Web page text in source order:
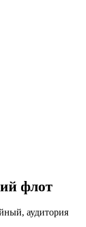
флот
аудитория